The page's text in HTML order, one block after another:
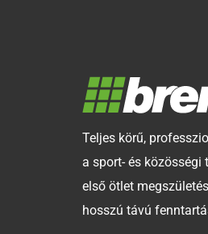
Teljes körű,
a sport- és
első ötlet
hosszú távú